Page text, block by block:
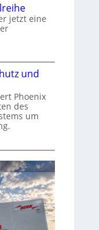
jetzt eine
und
Phoenix
des
um